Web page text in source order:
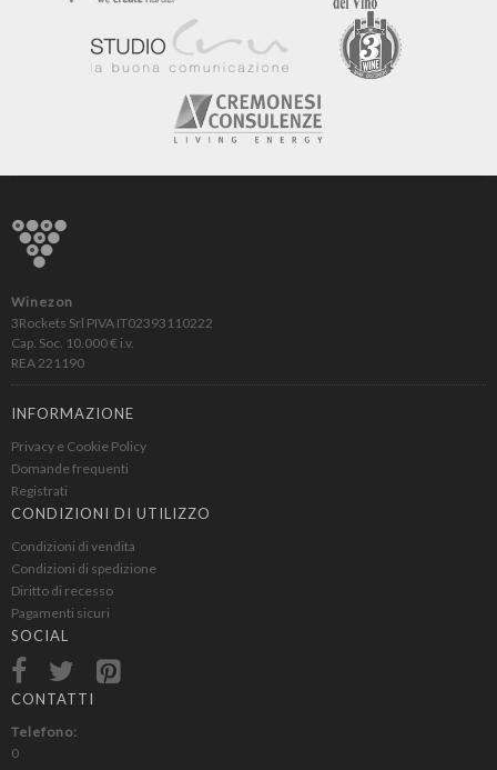
Gattinara DOC
Insolia
Lacryma Christi
Lambrusco
Langhe
Lazio IGT
Marche IGT
Maremma Toscana IGT
Merlot
Monferrato Dolcetto DOC
Montecucco Rosso
Montepulciano
Moscato
Moscato di Noto
Winezon
3Rockets Srl PIVA IT02393110222
Cap. Soc. 10.000 € i.v.
REA 221190
INFORMAZIONE
Privacy e Cookie Policy
Domande frequenti
Registrati
CONDIZIONI DI UTILIZZO
Condizioni di vendita
Condizioni di spedizione
Diritto di recesso
Pagamenti sicuri
SOCIAL
CONTATTI
Telefono:
0